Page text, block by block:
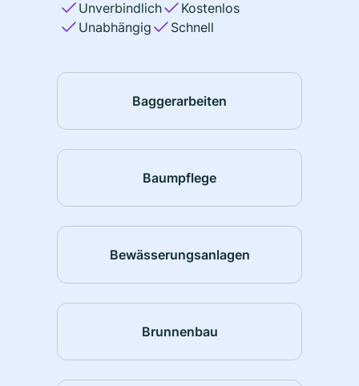
Unverbindlich
Kostenlos
Unabhängig
Schnell
Baggerarbeiten
Baumpflege
Bewässerungsanlagen
Brunnenbau